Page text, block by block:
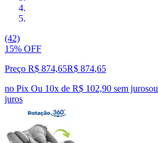
(42)
15% OFF
Preço R$ 874,65R$ 874,65
no Pix Ou 10x de R$ 102,90 sem jurosou
juros